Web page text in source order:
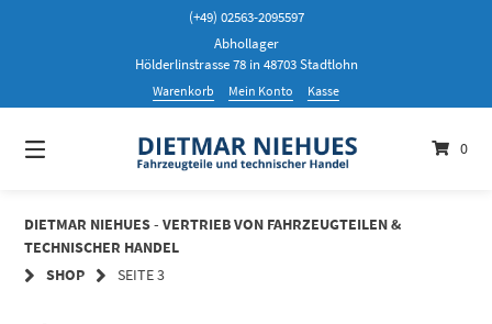
(+49) 02563-2095597
Abhollager
Hölderlinstrasse 78 in 48703 Stadtlohn
Warenkorb Mein Konto Kasse
0
DIETMAR NIEHUES - VERTRIEB VON FAHRZEUGTEILEN &
TECHNISCHER HANDEL
SHOP
SEITE 3